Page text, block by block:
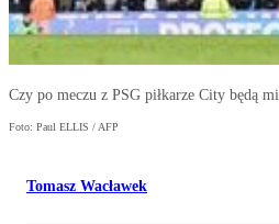
Czy po meczu z PSG piłkarze City będą
Foto: Paul ELLIS / AFP
Tomasz Wacławek